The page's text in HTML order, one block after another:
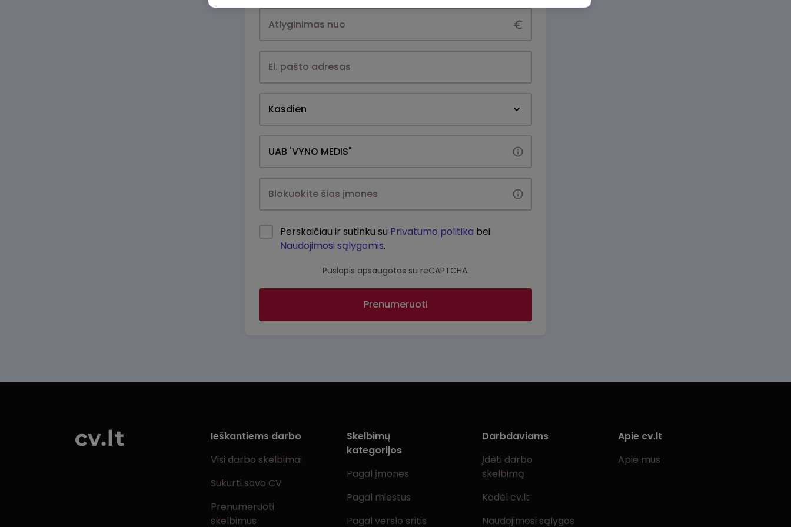
Kasdien
Perskaičiau ir sutinku su Privatumo politika bei
Naudojimosi sąlygomis.
Puslapis apsaugotas su reCAPTCHA.
Prenumeruoti
Ieškantiems darbo
Visi darbo skelbimai
Sukurti savo CV
Prenumeruoti
skelbimus
Skelbimų
kategorijos
Pagal įmones
Pagal miestus
Pagal verslo sritis
Darbdaviams
Įdėti darbo
skelbimą
Kodėl cv.lt
Naudojimosi sąlygos
Apie cv.lt
Apie mus